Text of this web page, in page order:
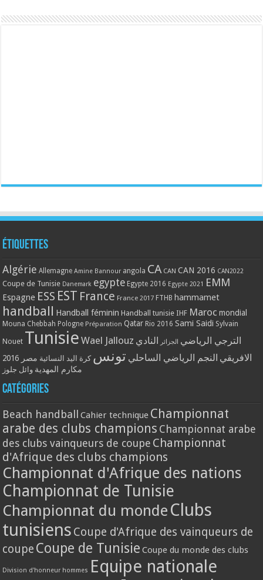
Étiquettes
Algérie Allemagne Amine Bannour angola CA CAN CAN 2016 CAN2022
Coupe de Tunisie Danemark egypte Egypte 2016 Egypte 2021 EMM
Espagne ESS EST France France 2017 FTHB hammamet
handball Handball féminin Handball tunisie IHF Maroc mondial
Mouna Chebbah Pologne Préparation Qatar Rio 2016 Sami Saidi Sylvain
Nouet Tunisie Wael Jallouz الترجي الرياضي الجزائر
النادي
الافريقي النجم الرياضي الساحلي تونس كرة اليد النسائية مصر 2016
مكارم المهدية وائل جلوز
Catégories
Beach handball Cahier technique Championnat
arabe des clubs champions Championnat arabe
des clubs vainqueurs de coupe Championnat
d'Afrique des clubs champions
Championnat d'Afrique des nations
Championnat de Tunisie
Championnat du monde Clubs
tunisiens Coupe d'Afrique des vainqueurs de
coupe Coupe de Tunisie Coupe du monde des clubs
Division d'honneur hommes Equipe nationale